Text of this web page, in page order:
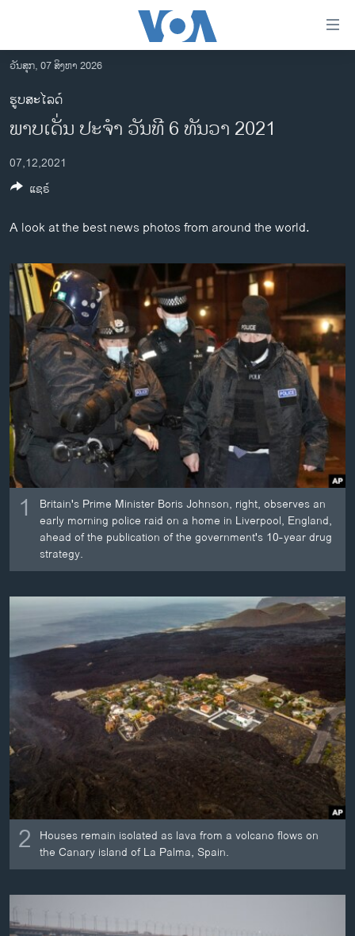
ເຂົ້າ
ຫາ
ຂ້າມ
ຂ້າມ
ໄປ
ຫາ
ຄົ້ນ
ລາວ
ອາເມຣິກາ
ການເລືອກຕັ້ງ ປະທານາທີບໍດີ ສະຫະລັດ 2024
ຂ່າວ​ຈີນ
ໂລກ
ອິດສະຫຼະພາບດ້ານການຂ່າວ
ຊີວິດຊາວລາວ
ຊຸມຊົນຊາວລາວ
ວິທະຍາສາດ-ເທັກໂນໂລຈີ
ທຸລະກິດ
ພາສາອັງກິດ
ວີດີໂອ
ສຽງ
ລາຍການກະຈາຍສຽງ
ລາຍງານ
ຕິດຕາມພວກເຮົາ ທີ່
ພາສາຕ່າງໆ
ວັນສຸກ, 07 ສິງຫາ 2026
ຮູບສະໄລດ໌
ພາບເດັ່ນ ປະຈຳ ວັນທີ 6 ທັນວາ 2021
07,12,2021
A look at the best news photos from around the world.
1
Britain's Prime Minister Boris Johnson, right, observes an
early morning police raid on a home in Liverpool, England,
ahead of the publication of the government's 10-year drug
strategy.
2 Houses remain isolated as lava from a volcano flows on
the Canary island of La Palma, Spain.
ແຊຣ໌